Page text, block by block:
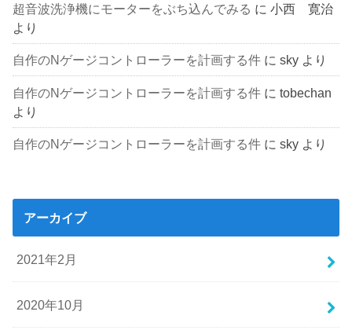
超音波洗浄機にモーターをぶち込んでみる に小西 寛治
より
自作のNゲージコントローラーを計画する件 にsky より
自作のNゲージコントローラーを計画する件 にtobechan
より
自作のNゲージコントローラーを計画する件 にsky より
アーカイブ
2021年2月
2020年10月